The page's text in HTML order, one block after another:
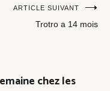
ARTICLE SUIVANT
Trotro a 14 mois
chez les